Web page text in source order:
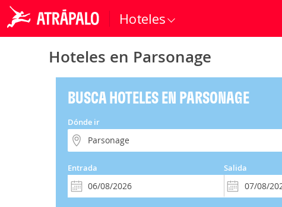
Hoteles
Hoteles en Parsonage
BUSCA HOTELES EN PARSONAGE
Dónde ir
Entrada Salida